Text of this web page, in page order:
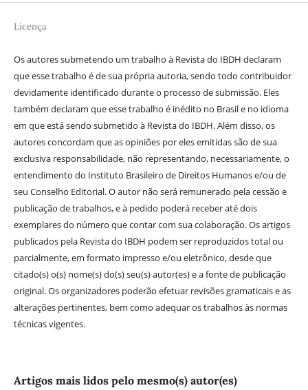
Licença
Os autores submetendo um trabalho à Revista do IBDH declaram
que esse trabalho é de sua própria autoria, sendo todo contribuidor
devidamente identificado durante o processo de submissão. Eles
também declaram que esse trabalho é inédito no Brasil e no idioma
em que está sendo submetido à Revista do IBDH. Além disso, os
autores concordam que as opiniões por eles emitidas são de sua
exclusiva responsabilidade, não representando, necessariamente, o
entendimento do Instituto Brasileiro de Direitos Humanos e/ou de
seu Conselho Editorial. O autor não será remunerado pela cessão e
publicação de trabalhos, e à pedido poderá receber até dois
exemplares do número que contar com sua colaboração. Os artigos
publicados pela Revista do IBDH podem ser reproduzidos total ou
parcialmente, em formato impresso e/ou eletrônico, desde que
citado(s) o(s) nome(s) do(s) seu(s) autor(es) e a fonte de publicação
original. Os organizadores poderão efetuar revisões gramaticais e as
alterações pertinentes, bem como adequar os trabalhos às normas
técnicas vigentes.
Artigos mais lidos pelo mesmo(s) autor(es)